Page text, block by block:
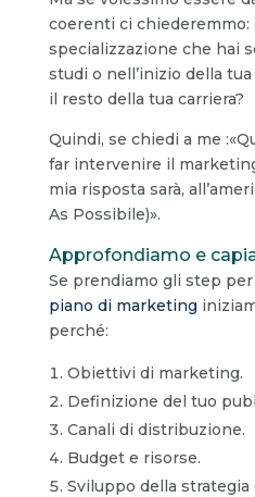
coerenti ci chiederemmo:
specializzazione che hai
studi o nell’inizio della
il resto della tua carriera?
Quindi, se chiedi a me
far intervenire il
mia risposta sarà,
As Possibile)».
Approfondiamo e
Se prendiamo gli step per
piano di marketing
perché:
Obiettivi di marketing.
Definizione del tuo
Canali di distribuzione.
Budget e risorse.
Sviluppo della